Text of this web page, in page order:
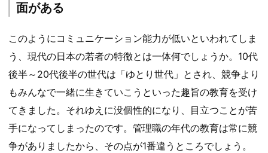
面がある
このようにコミュニケーション能力が低いといわれてしま
う、現代の日本の若者の特徴とは一体何でしょうか。10代
後半～20代後半の世代は「ゆとり世代」とされ、競争より
もみんなで一緒に生きていこうといった趣旨の教育を受け
てきました。それゆえに没個性的になり、目立つことが苦
手になってしまったのです。管理職の年代の教育は常に競
争がありましたから、その点が1番違うところでしょう。